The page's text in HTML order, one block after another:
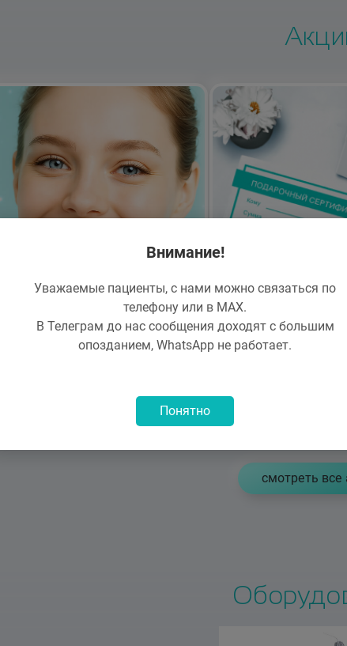
Внимание!
Уважаемые пациенты, с нами можно связаться по
телефону или в MAX.
В Телеграм до нас сообщения доходят с большим
опозданием, WhatsApp не работает.
Понятно
Профессиональная гигиена
Акция
Подарочный
самый полезный
cмотреть все